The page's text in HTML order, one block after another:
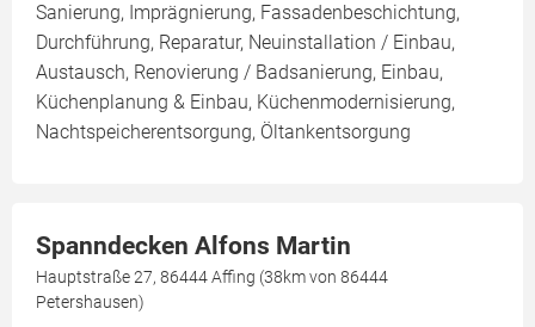
Sanierung, Imprägnierung, Fassadenbeschichtung,
Durchführung, Reparatur, Neuinstallation / Einbau,
Austausch, Renovierung / Badsanierung, Einbau,
Küchenplanung & Einbau, Küchenmodernisierung,
Nachtspeicherentsorgung, Öltankentsorgung
Spanndecken Alfons Martin
Hauptstraße 27, 86444 Affing (38km von 86444
Petershausen)